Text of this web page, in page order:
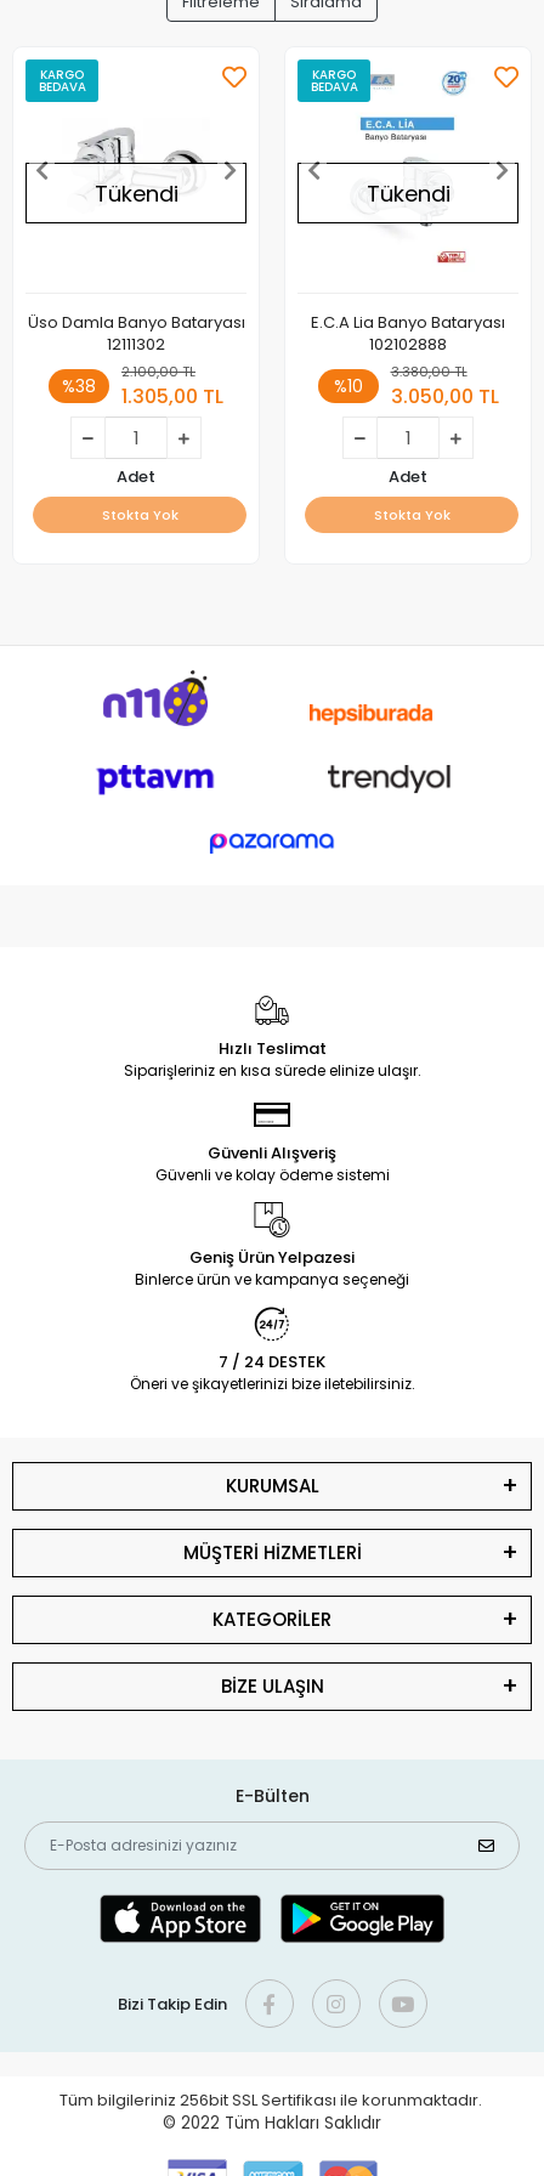
KARGO
BEDAVA
Tükendi
Üso Damla Banyo Bataryası
12111302
%38
2.100,00 TL
1.305,00 TL
Adet
Stokta Yok
KARGO
BEDAVA
Tükendi
E.C.A Lia Banyo Bataryası
102102888
%10
3.380,00 TL
3.050,00 TL
Adet
Stokta Yok
Hızlı Teslimat
Siparişleriniz en kısa sürede elinize ulaşır.
Güvenli Alışveriş
Güvenli ve kolay ödeme sistemi
Geniş Ürün Yelpazesi
Binlerce ürün ve kampanya seçeneği
7 / 24 DESTEK
Öneri ve şikayetlerinizi bize iletebilirsiniz.
KURUMSAL
MÜŞTERİ HİZMETLERİ
KATEGORİLER
BİZE ULAŞIN
E-Bülten
Bizi Takip Edin
Tüm bilgileriniz 256bit SSL Sertifikası ile korunmaktadır.
© 2022 Tüm Hakları Saklıdır